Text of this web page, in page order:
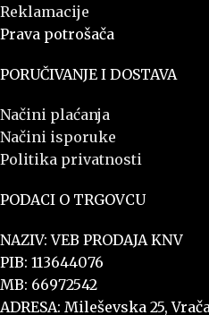
Reklamacije
Prava potrošača
PORUČIVANJE I DOSTAVA
Načini plaćanja
Načini isporuke
Politika privatnosti
PODACI O TRGOVCU
NAZIV: VEB PRODAJA KNV
PIB: 113644076
MB: 66972542
ADRESA: Mileševska 25,